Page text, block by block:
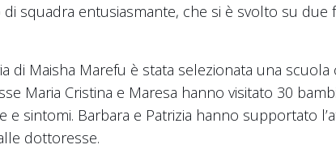
squadra entusiasmante, che si è svolto su due
di Maisha Marefu è stata selezionata una
Maria Cristina e Maresa hanno visitato 30
e sintomi. Barbara e Patrizia hanno supportato
dottoresse.